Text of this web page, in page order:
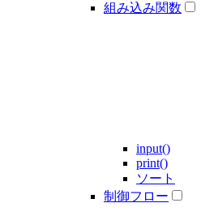
組み込み関数
input()
print()
ソート
制御フロー